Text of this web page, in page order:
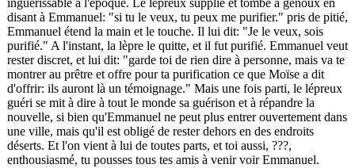
inguérissable à l'époque. Le lépreux supplie et tombe à genoux en
disant à Emmanuel: "si tu le veux, tu peux me purifier." pris de pitié,
Emmanuel étend la main et le touche. Il lui dit: "Je le veux, sois
purifié." A l'instant, la lèpre le quitte, et il fut purifié. Emmanuel veut
rester discret, et lui dit: "garde toi de rien dire à personne, mais va te
montrer au prêtre et offre pour ta purification ce que Moïse a dit
d'offrir: ils auront là un témoignage." Mais une fois parti, le lépreux
guéri se mit à dire à tout le monde sa guérison et à répandre la
nouvelle, si bien qu'Emmanuel ne peut plus entrer ouvertement dans
une ville, mais qu'il est obligé de rester dehors en des endroits
déserts. Et l'on vient à lui de toutes parts, et toi aussi, ???,
enthousiasmé, tu pousses tous tes amis à venir voir Emmanuel.